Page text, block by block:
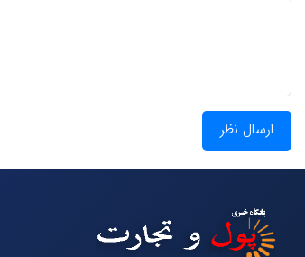
ارسال نظر